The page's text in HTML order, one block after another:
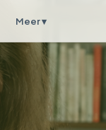
Meer ▾